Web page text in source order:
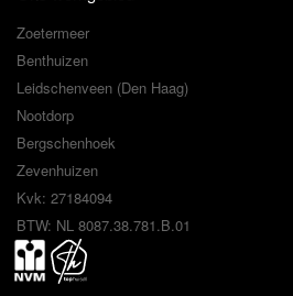
Zoetermeer
Benthuizen
Leidschenveen (Den Haag)
Nootdorp
Bergschenhoek
Zevenhuizen
Kvk: 27184094
BTW: NL 8087.38.781.B.01